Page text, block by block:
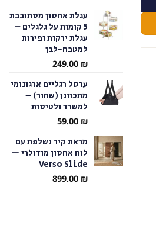
עגלת אחסון מסתובבת
5 קומות על גלגלים –
עגלת ירקות ופירות
למטבח-לבן
249.00 ₪
ערסל רגליים ארגונומי
מתכוונן (שחור) –
למשרד ולטיסות
59.00 ₪
מראת קיר נשלפת עם
לוח אחסון מודולרי —
Verso Slide
899.00 ₪